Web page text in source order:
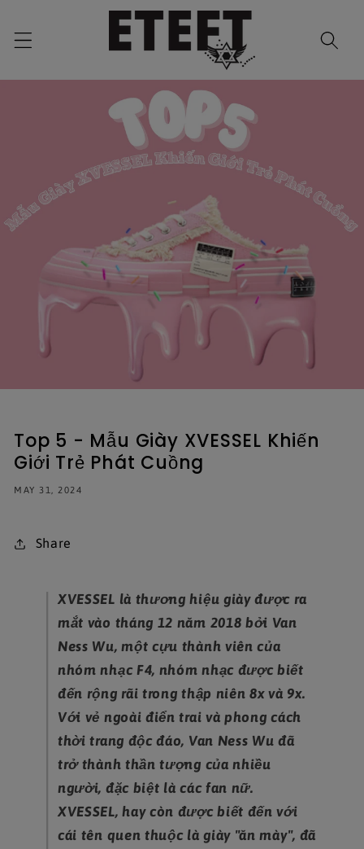
Top 5 - Mẫu Giày XVESSEL Khiến
Giới Trẻ Phát Cuồng
MAY 31, 2024
Share
XVESSEL là thương hiệu giày được ra
mắt vào tháng 12 năm 2018 bởi Van
Ness Wu, một cựu thành viên của
nhóm nhạc F4, nhóm nhạc được biết
đến rộng rãi trong thập niên 8x và 9x.
Với vẻ ngoài điển trai và phong cách
thời trang độc đáo, Van Ness Wu đã
trở thành thần tượng của nhiều
người, đặc biệt là các fan nữ.
XVESSEL, hay còn được biết đến với
cái tên quen thuộc là giày "ăn mày", đã